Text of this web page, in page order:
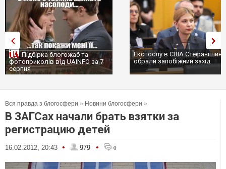
Підбірка блогожаб та
фотоприколів від UAINFO за 7
серпня
Експослу в США
обрали запобіжний захід
Вся правда з блогосфери » Новини блогосфери »
В ЗАГСах начали брать взятки за
регистрацию детей
16.02.2012, 20:43 • 979 • 0